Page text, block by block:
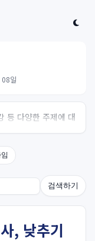
일
등 다양한 주제에 대
자료실입니다.
검색하기
, 낮추기